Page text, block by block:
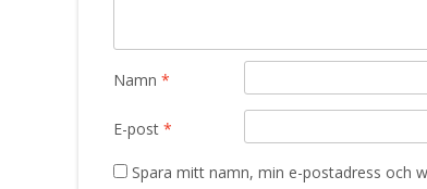
Namn *
E-post *
Spara mitt namn, min e-postadress och